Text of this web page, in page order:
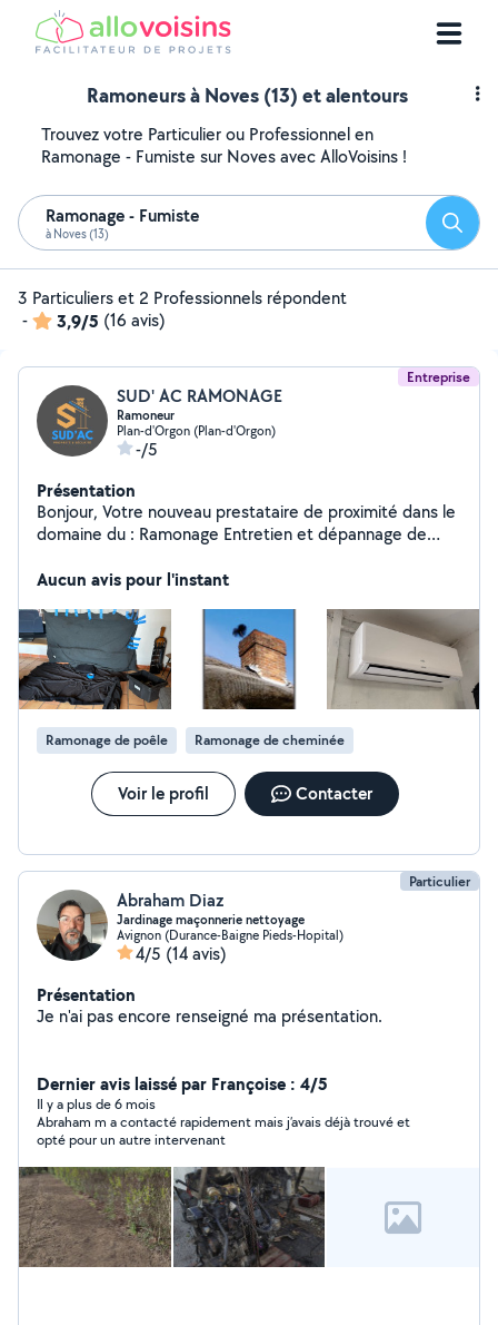
Ramoneurs à Noves (13) et alentours
Trouvez votre Particulier ou Professionnel en
Ramonage - Fumiste sur Noves avec AlloVoisins !
Ramonage - Fumiste
à Noves (13)
3 Particuliers et 2 Professionnels répondent
-
3,9/5 (16 avis)
Entreprise
SUD' AC RAMONAGE
Ramoneur
Plan-d'Orgon (Plan-d'Orgon)
-/5
Présentation
Bonjour, Votre nouveau prestataire de proximité dans le
domaine du : Ramonage Entretien et dépannage de
Destruction de nids de guêpes et de frelons Le
vos conduits de cheminée et aborder l'hiver en toute
sérénité. C'est la période pour détruire vos nids de
guêpes et de frelons avant qu'il ne deviennent un vrai
danger en été
Aucun avis pour l'instant
Ramonage de poêle Ramonage de cheminée
Voir le profil Contacter
Particulier
Abraham Diaz
Jardinage maçonnerie nettoyage
Avignon (Durance-Baigne Pieds-Hopital)
4/5 (14 avis)
Présentation
Je n'ai pas encore renseigné ma présentation.
Dernier avis laissé par Françoise : 4/5
Il y a plus de 6 mois
Abraham m a contacté rapidement mais j’avais déjà trouvé et
opté pour un autre intervenant